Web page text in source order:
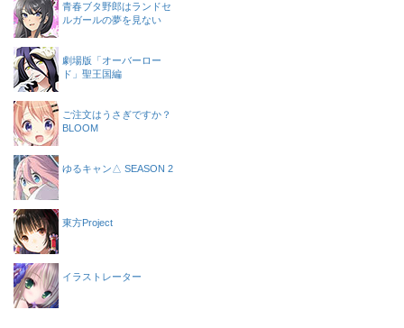
青春ブタ野郎はランドセ
ルガールの夢を見ない
劇場版「オーバーロー
ド」聖王国編
ご注文はうさぎですか？
BLOOM
ゆるキャン△ SEASON 2
東方Project
イラストレーター